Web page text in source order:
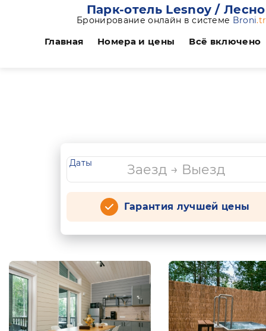
Парк-отель Lesnoy /
Бронирование онлайн в системе Broni
Главная Номера и цены Всё включено
Даты
Гарантия лучшей цены